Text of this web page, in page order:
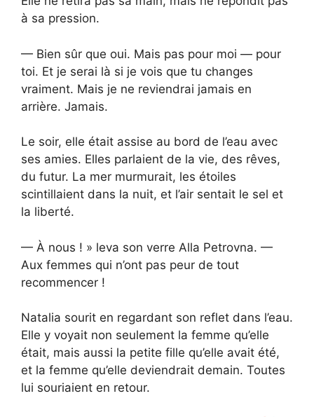
à sa pression.
— Bien sûr que oui. Mais pas pour moi — pour
toi. Et je serai là si je vois que tu changes
vraiment. Mais je ne reviendrai jamais en
arrière. Jamais.
Le soir, elle était assise au bord de l’eau avec
ses amies. Elles parlaient de la vie, des rêves,
du futur. La mer murmurait, les étoiles
scintillaient dans la nuit, et l’air sentait le sel et
la liberté.
— À nous ! » leva son verre Alla Petrovna. —
Aux femmes qui n’ont pas peur de tout
recommencer !
Natalia sourit en regardant son reflet dans l’eau.
Elle y voyait non seulement la femme qu’elle
était, mais aussi la petite fille qu’elle avait été,
et la femme qu’elle deviendrait demain. Toutes
lui souriaient en retour.